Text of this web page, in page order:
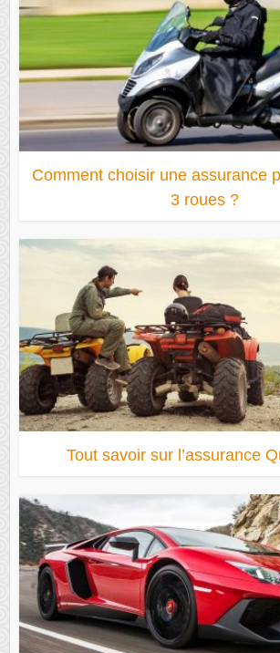
Comment choisir une assurance
3 roues ?
Tout savoir sur l’assurance